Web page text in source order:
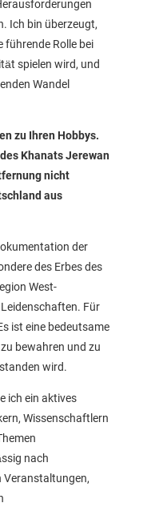
Ich bin überzeugt,
führende Rolle bei
spielen wird, und
Wandel
zu Ihren Hobbys.
Khanats Jerewan
nicht
aus
der
des Erbes des
West-
Für
ist eine bedeutsame
bewahren und zu
wird.
ich ein aktives
Wissenschaftlern
nach
Veranstaltungen,